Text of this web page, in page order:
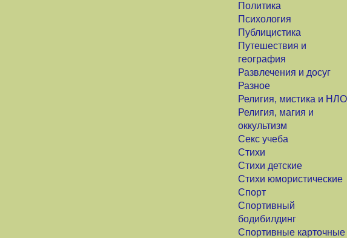
Политика
Психология
Публицистика
Путешествия и
география
Развлечения и досуг
Разное
Религия, мистика и НЛО
Религия, магия и
оккультизм
Секс учеба
Стихи
Стихи детские
Стихи юмористические
Спорт
Спортивный
бодибилдинг
Спортивные карточные